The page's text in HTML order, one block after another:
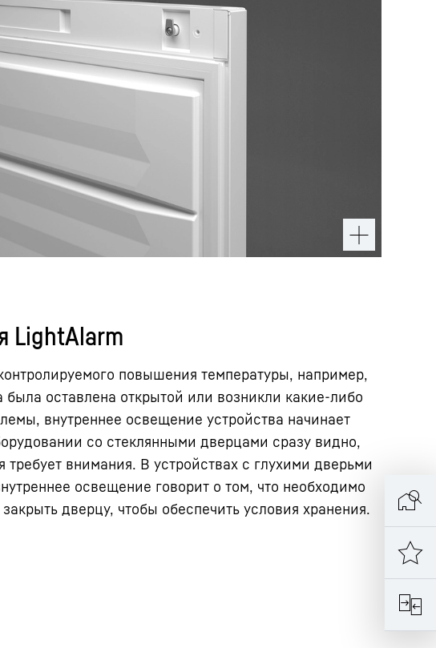
LightAlarm
повышения температуры, например,
была оставлена открытой или возникли какие-либо
внутреннее освещение устройства начинает
со стеклянными дверцами сразу видно,
требует внимания. В устройствах с глухими дверьми
освещение говорит о том, что необходимо
дверцу, чтобы обеспечить условия хранения.